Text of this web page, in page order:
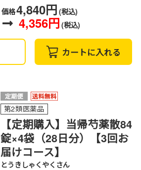
価格4,840円 (税込)
4,356円 (税込)
カートに入れる
第2類医薬品
【定期購入】当帰芍薬散84
錠×4袋（28日分）【3回お
届けコース】
とうきしゃくやくさん